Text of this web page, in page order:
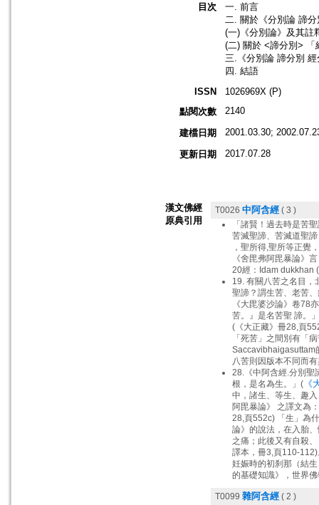
目次
一. 前言
二. 關於《分別論 諦分
(一)《分別論》及其註
(二) 關於 <諦分別> 「
三.《分別論 諦分別
四. 結語
ISSN
1026969X (P)
點閱次數
2140
建檔日期 2001.03.30;
更新日期 2017.07.28
漢文佛經
原典引用
T0026 中阿含經 ( 3 )
「諸賢！過去時是苦
苦滅聖諦、苦滅道聖
，聖所得,聖所等正覺
《舍毘弗阿毘暴論》
20經：Idam dukkhan
19. 有關八苦之名目，
聖諦？謂生苦、老苦
《大毘婆沙論》卷78
苦。』是名苦聖 諦。
(《大正藏》冊28,頁
「死苦」之間別有「
Saccavibhaigasuttam
八苦則因版本不同而
28.《中阿含經.分別聖
根，是名為生。」(
中，諸生、等生、趣
阿毘暴論》 之譯文為
28,頁552c) 「生」為
論》的說法，在入胎
之痛；此後又有自殺
譯本，冊3,頁110-
妊娠時的初刹那（結
的基礎知識》，世界
T0099 雜阿含經 ( 2 )